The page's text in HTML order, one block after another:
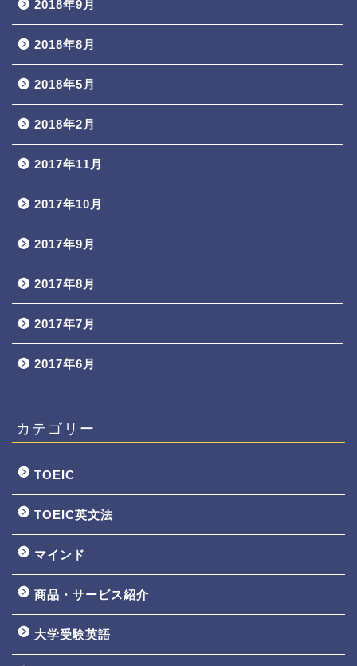
2018年9月
2018年8月
2018年5月
2018年2月
2017年11月
2017年10月
2017年9月
2017年8月
2017年7月
2017年6月
カテゴリー
TOEIC
TOEIC英文法
マインド
商品・サービス紹介
大学受験英語
TOEIC3ヵ月で800点講座